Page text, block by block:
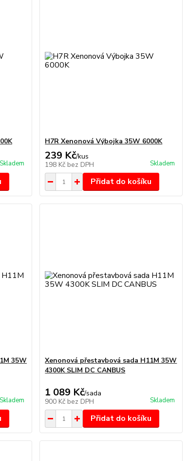
Skladem
H7R Xenonová Výbojka 35W 6000K
239 Kč/kus
198 Kč bez DPH Skladem
Přidat do košíku
35W
Skladem
Xenonová přestavbová sada H11M 35W
4300K SLIM DC CANBUS
1 089 Kč/sada
900 Kč bez DPH Skladem
Přidat do košíku